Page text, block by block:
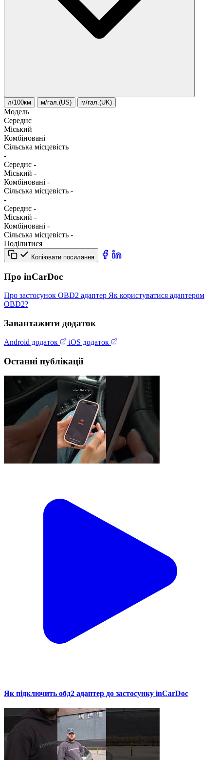
л/100км м/гал.(US) м/гал.(UK)
Модель
Середнє
Міський
Комбіновані
Сільська місцевість
-
Середнє -
Міський -
Комбіновані -
Сільська місцевість -
-
Середнє -
Міський -
Комбіновані -
Сільська місцевість -
Поділитися
Копіювати посилання
Про inCarDoc
Про застосунок OBD2 адаптер Як користуватися адаптером
OBD2?
Завантажити додаток
Android додаток iOS додаток
Останні публікації
Як підключить обд2 адаптер до застосунку inCarDoc